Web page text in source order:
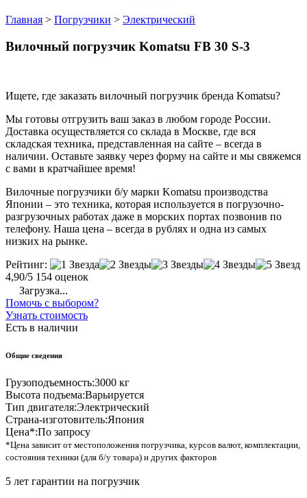
Главная > Погрузчики > Электрический
Вилочный погрузчик Komatsu FB 30 S-3
Ищете, где заказать вилочный погрузчик бренда Komatsu?
Мы готовы отгрузить ваш заказ в любом городе России.
Доставка осуществляется со склада в Москве, где вся
складская техника, представленная на сайте – всегда в
наличии. Оставьте заявку через форму на сайте и мы свяжемся
с вами в кратчайшее время!
Вилочные погрузчики б/у марки Komatsu производства
Японии – это техника, которая используется в погрузочно-
разгрузочных работах даже в морских портах позвонив по
телефону. Наша цена – всегда в рублях и одна из самых
низких на рынке.
Рейтинг:
4,90/5 154 оценок
Загрузка...
Помочь с выбором?
Узнать стоимость
Есть в наличии
Общие сведения
Грузоподъемность:3000 кг
Высота подъема:Варьируется
Тип двигателя:Электрический
Страна-изготовитель:Япония
Цена*:По запросу
*Цена зависит от местоположения погрузчика, курсов валют, комплектации,
состояния техники (для б/у товара) и других факторов
5 лет гарантии на погрузчик